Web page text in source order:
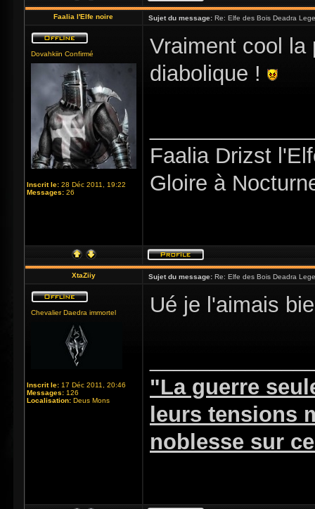
Faalia l'Elfe noire Sujet du message: Re: Elfe des Bois Deadra
Dovahkiin Confirmé
Inscrit le: 28 Déc 2011, 19:22
Messages: 26
Vraiment cool la
diabolique !
Faalia Drizst
Gloire à
XtaZiiy Sujet du message: Re: Elfe des Bois Deadra
Chevalier Daedra immortel
Inscrit le: 17 Déc 2011, 20:46
Messages: 126
Localisation: Deus Mons
Ué je l'aimais
"La guerre
leurs tensions
noblesse sur